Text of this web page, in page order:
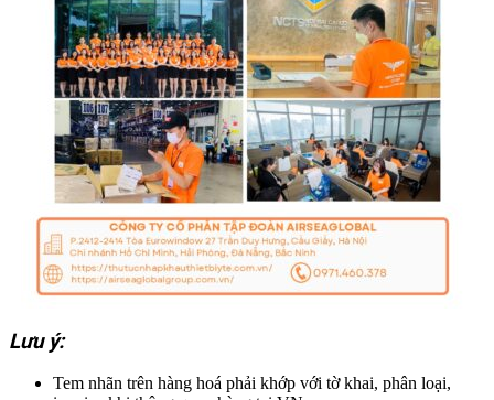
Lưu ý:
Tem nhãn trên hàng hoá phải khớp với tờ khai, phân loại,